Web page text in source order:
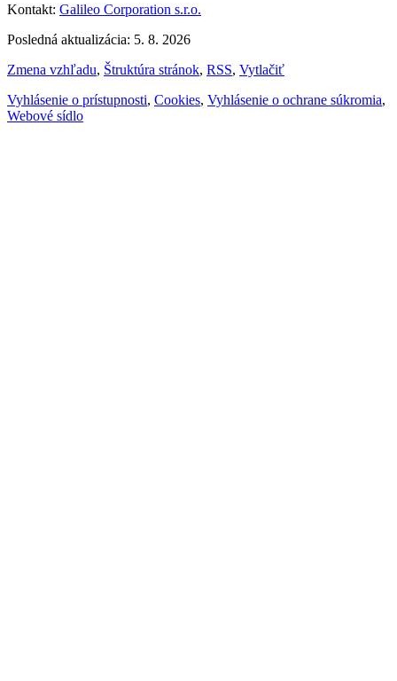
Kontakt: Galileo Corporation s.r.o.
Posledná aktualizácia: 5. 8. 2026
Zmena vzhľadu, Štruktúra stránok, RSS, Vytlačiť
Vyhlásenie o prístupnosti, Cookies, Vyhlásenie o ochrane súkromia,
Webové sídlo